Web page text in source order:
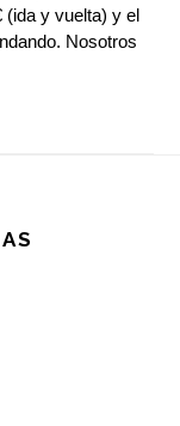
(ida y vuelta) y el
Nosotros